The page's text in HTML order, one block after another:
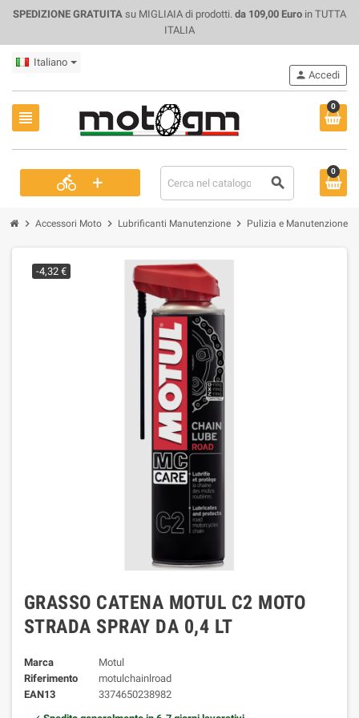
SPEDIZIONE GRATUITA su MIGLIAIA di prodotti. da 109,00 Euro in TUTTA
ITALIA
Italiano
view_headline
0
directions_bike + search
person Accedi
0
chevron_right Accessori Moto chevron_right Lubrificanti Manutenzione chevron_right Pulizia e Manutenzione
-4,32 €
GRASSO CATENA MOTUL C2 MOTO
STRADA SPRAY DA 0,4 LT
Marca
Motul
Riferimento
motulchainlroad
EAN13
3374650238982